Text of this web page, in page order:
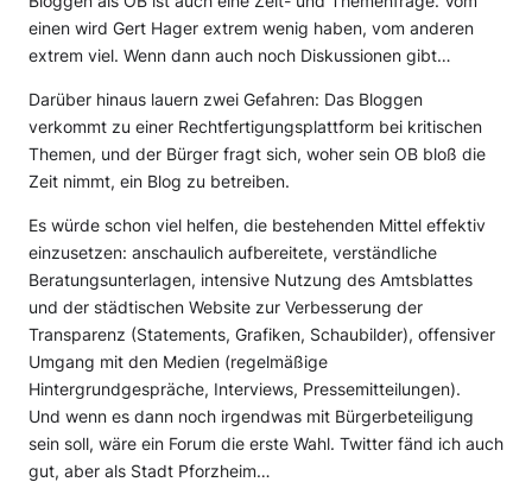
einen wird Gert Hager extrem wenig haben, vom anderen
extrem viel. Wenn dann auch noch Diskussionen gibt…
Darüber hinaus lauern zwei Gefahren: Das Bloggen
verkommt zu einer Rechtfertigungsplattform bei kritischen
Themen, und der Bürger fragt sich, woher sein OB bloß die
Zeit nimmt, ein Blog zu betreiben.
Es würde schon viel helfen, die bestehenden Mittel effektiv
einzusetzen: anschaulich aufbereitete, verständliche
Beratungsunterlagen, intensive Nutzung des Amtsblattes
und der städtischen Website zur Verbesserung der
Transparenz (Statements, Grafiken, Schaubilder), offensiver
Umgang mit den Medien (regelmäßige
Hintergrundgespräche, Interviews, Pressemitteilungen).
Und wenn es dann noch irgendwas mit Bürgerbeteiligung
sein soll, wäre ein Forum die erste Wahl. Twitter fänd ich auch
gut, aber als Stadt Pforzheim…